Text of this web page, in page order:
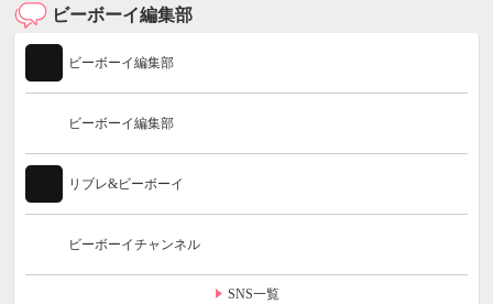
ビーボーイ編集部
ビーボーイ編集部
ビーボーイ編集部
リブレ&ビーボーイ
ビーボーイチャンネル
SNS一覧